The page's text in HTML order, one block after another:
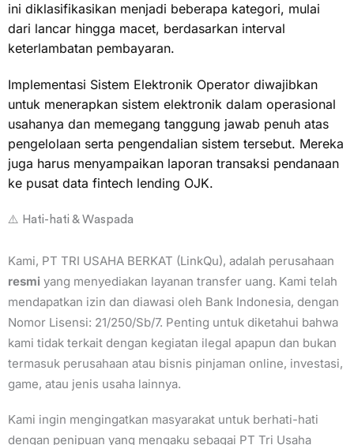
ini diklasifikasikan menjadi beberapa kategori, mulai
dari lancar hingga macet, berdasarkan interval
keterlambatan pembayaran.
Implementasi Sistem Elektronik Operator diwajibkan
untuk menerapkan sistem elektronik dalam operasional
usahanya dan memegang tanggung jawab penuh atas
pengelolaan serta pengendalian sistem tersebut. Mereka
juga harus menyampaikan laporan transaksi pendanaan
ke pusat data fintech lending OJK.
⚠️ Hati-hati & Waspada
Kami, PT TRI USAHA BERKAT (LinkQu), adalah perusahaan
resmi yang menyediakan layanan transfer uang. Kami telah
mendapatkan izin dan diawasi oleh Bank Indonesia, dengan
Nomor Lisensi: 21/250/Sb/7. Penting untuk diketahui bahwa
kami tidak terkait dengan kegiatan ilegal apapun dan bukan
termasuk perusahaan atau bisnis pinjaman online, investasi,
game, atau jenis usaha lainnya.
Kami ingin mengingatkan masyarakat untuk berhati-hati
dengan penipuan yang mengaku sebagai PT Tri Usaha